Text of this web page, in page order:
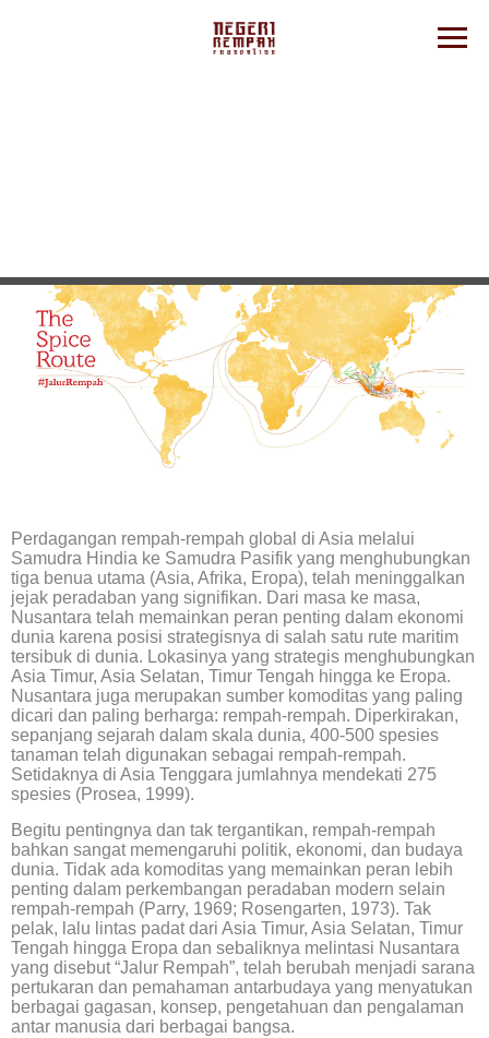
Perdagangan rempah-rempah global di Asia melalui
Samudra Hindia ke Samudra Pasifik yang menghubungkan
tiga benua utama (Asia, Afrika, Eropa), telah meninggalkan
jejak peradaban yang signifikan. Dari masa ke masa,
Nusantara telah memainkan peran penting dalam ekonomi
dunia karena posisi strategisnya di salah satu rute maritim
tersibuk di dunia. Lokasinya yang strategis menghubungkan
Asia Timur, Asia Selatan, Timur Tengah hingga ke Eropa.
Nusantara juga merupakan sumber komoditas yang paling
dicari dan paling berharga: rempah-rempah. Diperkirakan,
sepanjang sejarah dalam skala dunia, 400-500 spesies
tanaman telah digunakan sebagai rempah-rempah.
Setidaknya di Asia Tenggara jumlahnya mendekati 275
spesies (Prosea, 1999).
Begitu pentingnya dan tak tergantikan, rempah-rempah
bahkan sangat memengaruhi politik, ekonomi, dan budaya
dunia. Tidak ada komoditas yang memainkan peran lebih
penting dalam perkembangan peradaban modern selain
rempah-rempah (Parry, 1969; Rosengarten, 1973). Tak
pelak, lalu lintas padat dari Asia Timur, Asia Selatan, Timur
Tengah hingga Eropa dan sebaliknya melintasi Nusantara
yang disebut “Jalur Rempah”, telah berubah menjadi sarana
pertukaran dan pemahaman antarbudaya yang menyatukan
berbagai gagasan, konsep, pengetahuan dan pengalaman
antar manusia dari berbagai bangsa.